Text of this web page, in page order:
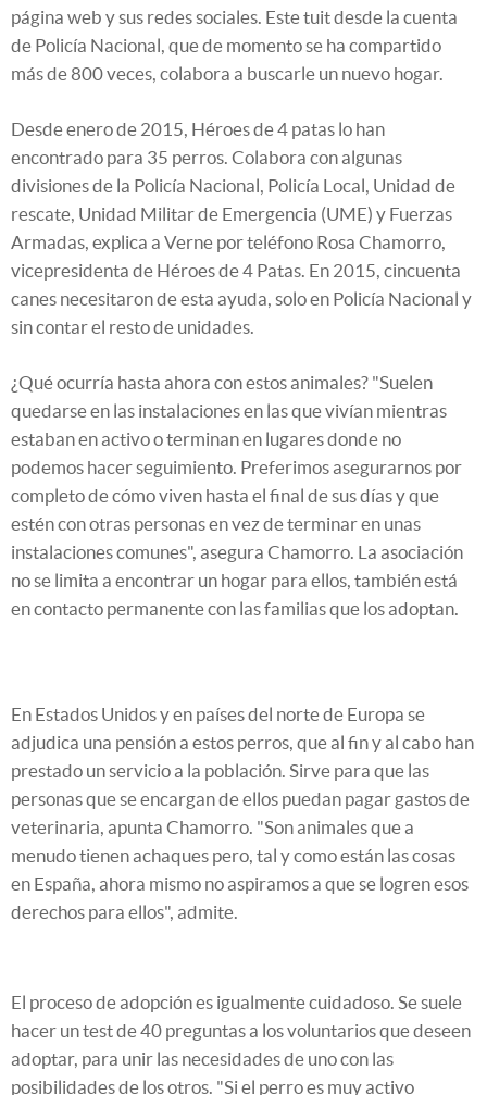
página web y sus redes sociales. Este tuit desde la cuenta
de Policía Nacional, que de momento se ha compartido
más de 800 veces, colabora a buscarle un nuevo hogar.
Desde enero de 2015, Héroes de 4 patas lo han
encontrado para 35 perros. Colabora con algunas
divisiones de la Policía Nacional, Policía Local, Unidad de
rescate, Unidad Militar de Emergencia (UME) y Fuerzas
Armadas, explica a Verne por teléfono Rosa Chamorro,
vicepresidenta de Héroes de 4 Patas. En 2015, cincuenta
canes necesitaron de esta ayuda, solo en Policía Nacional y
sin contar el resto de unidades.
¿Qué ocurría hasta ahora con estos animales? "Suelen
quedarse en las instalaciones en las que vivían mientras
estaban en activo o terminan en lugares donde no
podemos hacer seguimiento. Preferimos asegurarnos por
completo de cómo viven hasta el final de sus días y que
estén con otras personas en vez de terminar en unas
instalaciones comunes", asegura Chamorro. La asociación
no se limita a encontrar un hogar para ellos, también está
en contacto permanente con las familias que los adoptan.
En Estados Unidos y en países del norte de Europa se
adjudica una pensión a estos perros, que al fin y al cabo han
prestado un servicio a la población. Sirve para que las
personas que se encargan de ellos puedan pagar gastos de
veterinaria, apunta Chamorro. "Son animales que a
menudo tienen achaques pero, tal y como están las cosas
en España, ahora mismo no aspiramos a que se logren esos
derechos para ellos", admite.
El proceso de adopción es igualmente cuidadoso. Se suele
hacer un test de 40 preguntas a los voluntarios que deseen
adoptar, para unir las necesidades de uno con las
posibilidades de los otros. "Si el perro es muy activo